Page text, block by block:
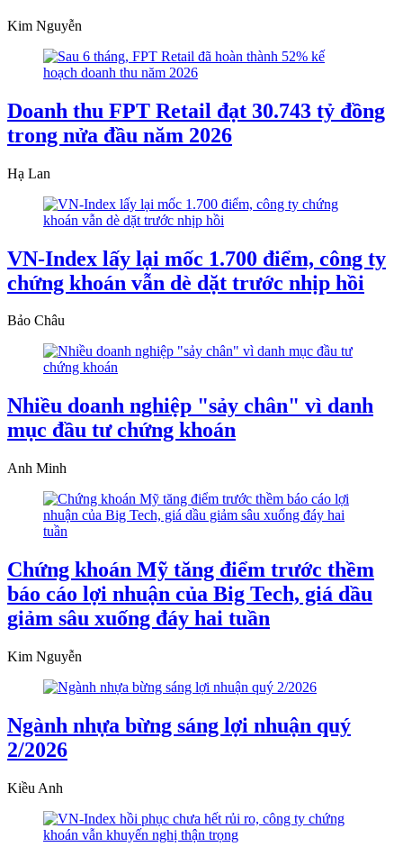
Kim Nguyễn
Doanh thu FPT Retail đạt 30.743 tỷ đồng
trong nửa đầu năm 2026
Hạ Lan
VN-Index lấy lại mốc 1.700 điểm, công ty
chứng khoán vẫn dè dặt trước nhịp hồi
Bảo Châu
Nhiều doanh nghiệp "sảy chân" vì danh
mục đầu tư chứng khoán
Anh Minh
Chứng khoán Mỹ tăng điểm trước thềm
báo cáo lợi nhuận của Big Tech, giá dầu
giảm sâu xuống đáy hai tuần
Kim Nguyễn
Ngành nhựa bừng sáng lợi nhuận quý
2/2026
Kiều Anh